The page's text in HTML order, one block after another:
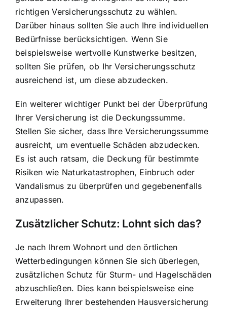
richtigen Versicherungsschutz zu wählen.
Darüber hinaus sollten Sie auch Ihre individuellen
Bedürfnisse berücksichtigen. Wenn Sie
beispielsweise wertvolle Kunstwerke besitzen,
sollten Sie prüfen, ob Ihr Versicherungsschutz
ausreichend ist, um diese abzudecken.
Ein weiterer wichtiger Punkt bei der Überprüfung
Ihrer Versicherung ist die Deckungssumme.
Stellen Sie sicher, dass Ihre Versicherungssumme
ausreicht, um eventuelle Schäden abzudecken.
Es ist auch ratsam, die Deckung für bestimmte
Risiken wie Naturkatastrophen, Einbruch oder
Vandalismus zu überprüfen und gegebenenfalls
anzupassen.
Zusätzlicher Schutz: Lohnt sich das?
Je nach Ihrem Wohnort und den örtlichen
Wetterbedingungen können Sie sich überlegen,
zusätzlichen Schutz für Sturm- und Hagelschäden
abzuschließen. Dies kann beispielsweise eine
Erweiterung Ihrer bestehenden Hausversicherung